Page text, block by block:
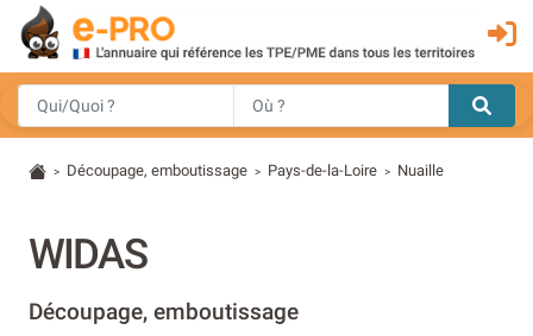
> Découpage, emboutissage > Pays-de-la-Loire > Nuaille
WIDAS
Découpage, emboutissage